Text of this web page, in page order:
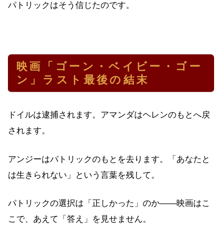
パトリックはそう信じたのです。
映画「ゴーン・ベイビー・ゴー
ン」ラスト最後の結末
ドイルは逮捕されます。アマンダはヘレンのもとへ戻
されます。
アンジーはパトリックのもとを去ります。「あなたと
は生きられない」という言葉を残して。
パトリックの選択は「正しかった」のか——映画はこ
こで、あえて「答え」を見せません。